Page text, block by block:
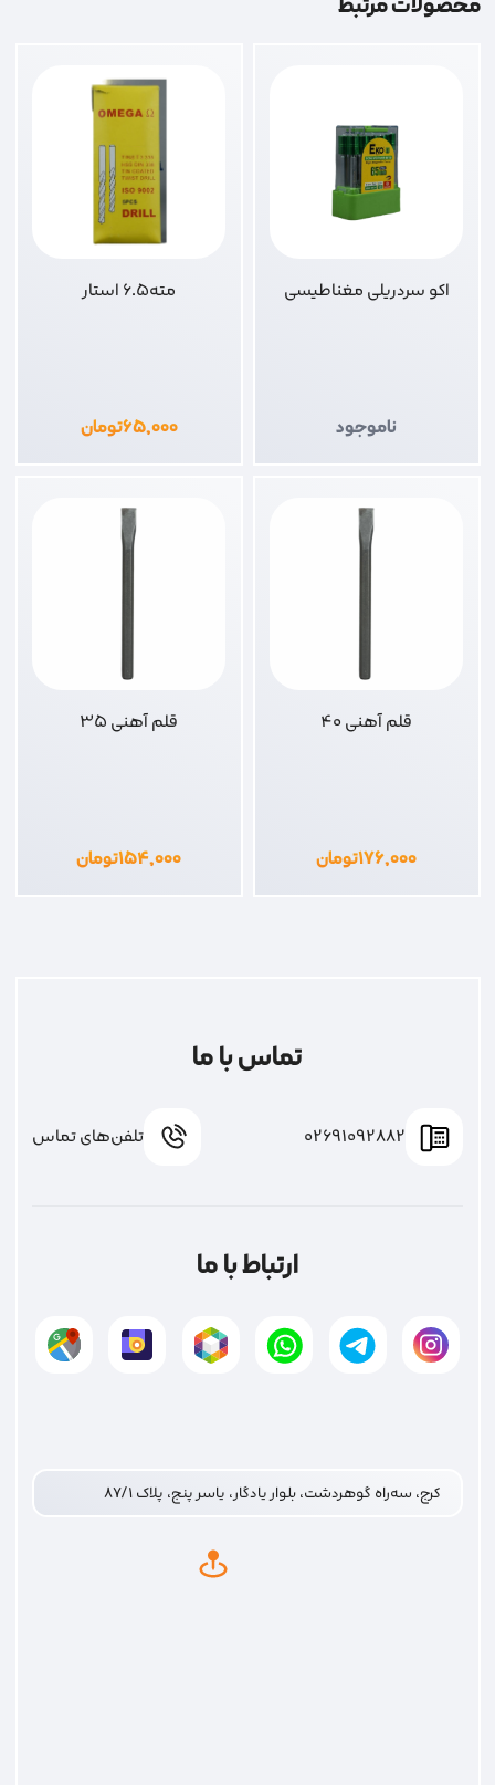
اکو سردریلی مغناطیسی
ناموجود
مته6.5 استار
۶۵,۰۰۰تومان
قلم آهنی 40
۱۷۶,۰۰۰تومان
قلم آهنی 35
۱۵۴,۰۰۰تومان
تماس با ما
02691092882 تلفن‌های تماس
ارتباط با ما
کرج، سه‌راه گوهردشت، بلوار یادگار، یاسر پنج، پلاک ۸۷/۱